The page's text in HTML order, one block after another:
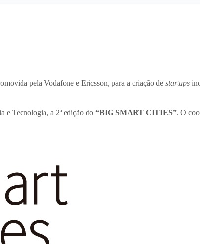
pela Vodafone e Ericsson, para a criação de startups
e Tecnologia, a 2ª edição do “BIG SMART CITIES”. O